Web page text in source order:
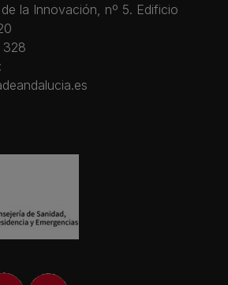
la Innovación, nº 5. Edificio